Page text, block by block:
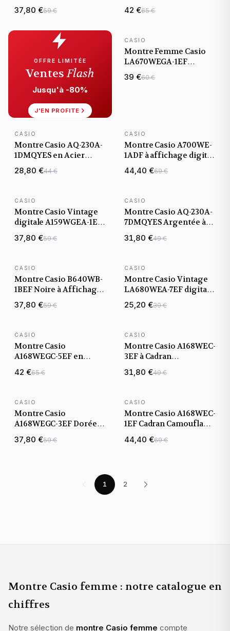
Digital
37,80 €59 €
maille milanaise dorée
42 €65 €
OFFRE LIMITÉE
VentesFlash
Jusqu'à -80%
J'EN PROFITE
CASIO
Montre Femme Casio
LA670WEGA-1EF
Digitale Dorée à Cadran
Carré Noir
39 €60 €
BEST-SELLER
CASIO
Montre Casio AQ-230A-
1DMQYES en Acier
Inoxydable à Double
Affichage Noir
28,80 €44 €
CASIO
Montre Casio A700WE-
1ADF à affichage digital
et bracelet en acier
inoxydable
44,40 €69 €
BEST-SELLER
CASIO
Montre Casio Vintage
digitale A159WGEA-1EF
en métal doré or jaune
cadran noir
37,80 €59 €
CASIO
Montre Casio AQ-230A-
7DMQYES Argentée à
Double Affichage et
Bracelet Acier
31,80 €49 €
CASIO
Montre Casio B640WB-
1BEF Noire à Affichage
Digital et Bracelet
Ajustable
37,80 €59 €
CASIO
Montre Casio Vintage
LA680WEA-7EF digitale
en métal gris
25,20 €39 €
CASIO
Montre Casio
A168WEGC-5EF en
Métal Doré et Cadran
Camouflage Marron
42 €65 €
CASIO
Montre Casio A168WEC-
3EF à Cadran
Camouflage Militaire et
Bracelet en Métal
31,80 €49 €
CASIO
Montre Casio
A168WEGC-3EF Dorée
Camouflage Vert
37,80 €59 €
CASIO
Montre Casio A168WEC-
1EF Cadran Camouflage
44,40 €69 €
1 2
Montre Casio femme : notre catalogue en
chiffres
Notre sélection de montre Casio femme compte